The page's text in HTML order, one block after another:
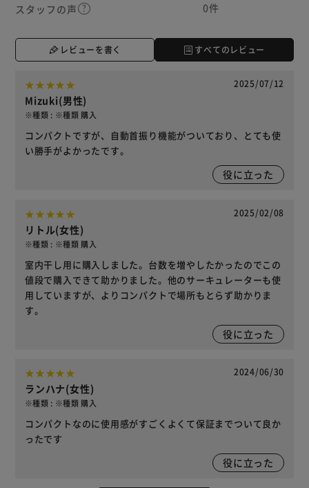
スタッフの声
0件
レビューを書く すべてのレビュー
2025/07/12
Mizuki(男性)
※種類 : ※種類 購入
コンパクトですが、自動首振り機能がついており、とても使
い勝手がよかったです。
役に立った
2025/02/08
リトル(女性)
※種類 : ※種類 購入
室内干し用に購入しました。台数を増やしたかったのでこの
値段で購入できて助かりました。他のサーキュレーターも使
用していますが、よりコンパクトで場所もとらず助かりま
す。
役に立った
2024/06/30
ランハナ(女性)
※種類 : ※種類 購入
コンパクトなのに使用感がすごくよくて保証までついて良か
ったです
役に立った